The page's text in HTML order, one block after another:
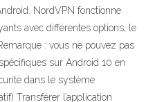
NordVPN fonctionne
avec différentes options, le
: vous ne pouvez pas
sur Android 10 en
dans le système
Transférer l’application